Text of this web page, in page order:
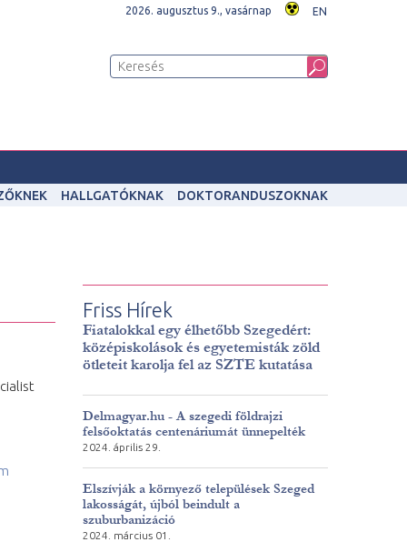
2026. augusztus 9., vasárnap EN
HALLGATÓKNAK DOKTORANDUSZOKNAK
Friss Hírek
Fiatalokkal egy élhetőbb Szegedért:
középiskolások és egyetemisták zöld
ötleteit karolja fel az SZTE kutatása
Delmagyar.hu - A szegedi földrajzi
felsőoktatás centenáriumát ünnepelték
2024. április 29.
Elszívják a környező települések Szeged
lakosságát, újból beindult a
szuburbanizáció
2024. március 01.